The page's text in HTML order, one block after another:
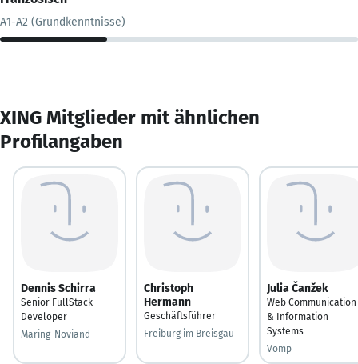
A1-A2 (Grundkenntnisse)
XING Mitglieder mit ähnlichen
Profilangaben
Dennis Schirra
Senior FullStack
Developer
Maring-Noviand
Christoph
Hermann
Geschäftsführer
Freiburg im Breisgau
Julia Čanžek
Web Communication
& Information
Systems
Vomp